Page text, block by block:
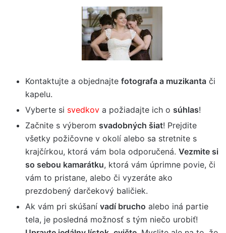
Kontaktujte a objednajte fotografa a muzikanta či
kapelu.
Vyberte si svedkov a požiadajte ich o súhlas!
Začnite s výberom svadobných šiat! Prejdite
všetky požičovne v okolí alebo sa stretnite s
krajčírkou, ktorá vám bola odporučená. Vezmite si
so sebou kamarátku, ktorá vám úprimne povie, či
vám to pristane, alebo či vyzeráte ako
prezdobený darčekový baličiek.
Ak vám pri skúšaní vadí brucho alebo iná partie
tela, je posledná možnosť s tým niečo urobiť!